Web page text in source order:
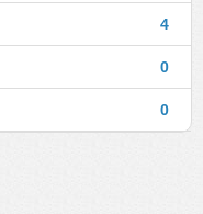
4
0
0